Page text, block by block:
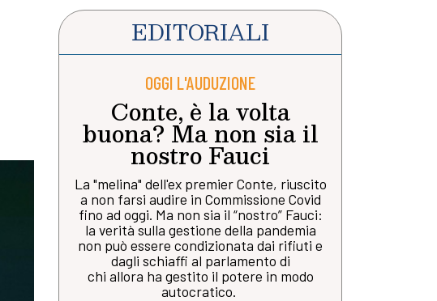
EDITORIALI
OGGI L'AUDUZIONE
Conte, è la volta
buona? Ma non sia il
nostro Fauci
La "melina" dell'ex premier Conte, riuscito
a non farsi audire in Commissione Covid
fino ad oggi. Ma non sia il “nostro” Fauci:
la verità sulla gestione della pandemia
non può essere condizionata dai rifiuti e
dagli schiaffi al parlamento di
chi allora ha gestito il potere in modo
autocratico.